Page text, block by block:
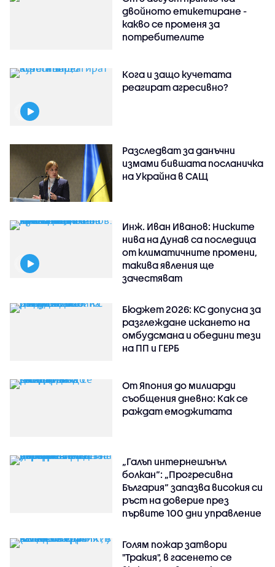
двойното етикетиране -
какво се променя за
потребителите
Кога и защо кучетата
реагират агресивно?
Разследват за данъчни
измами бившата посланичка
на Украйна в САЩ
Инж. Иван Иванов: Ниските
нива на Дунав са последица
от климатичните промени,
такива явления ще
зачестяват
Бюджет 2026: КС допусна за
разглеждане искането на
омбудсмана и обедини тези
на ПП и ГЕРБ
От Япония до милиарди
съобщения дневно: Как се
раждат емоджитата
„Галъп интернешънъл
болкан“: „Прогресивна
България“ запазва високия си
ръст на доверие през
първите 100 дни управление
Голям пожар затвори
"Тракия", в гасенето се